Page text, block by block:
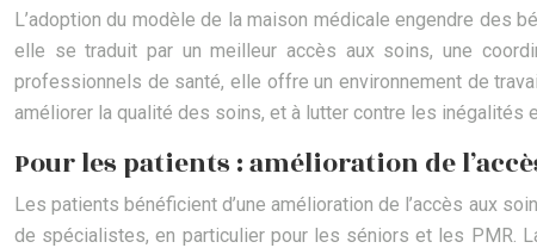
L’adoption du modèle de la maison médicale engendre
elle se traduit par un meilleur accès aux soins, une
professionnels de santé, elle offre un environnement de
améliorer la qualité des soins, et à lutter contre les inégalités
Pour les patients : amélioration de
Les patients bénéficient d’une amélioration de l’accès aux
de spécialistes, en particulier pour les séniors et les PMR.